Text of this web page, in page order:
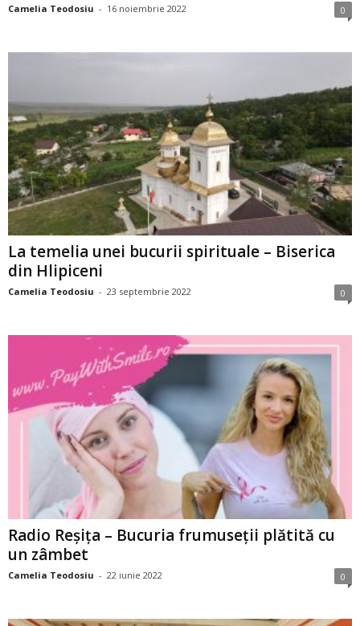
Camelia Teodosiu - 16 noiembrie 2022 0
La temelia unei bucurii spirituale – Biserica
din Hlipiceni
Camelia Teodosiu - 23 septembrie 2022 0
Radio Reșița – Bucuria frumuseții plătită cu
un zâmbet
Camelia Teodosiu - 22 iunie 2022 0